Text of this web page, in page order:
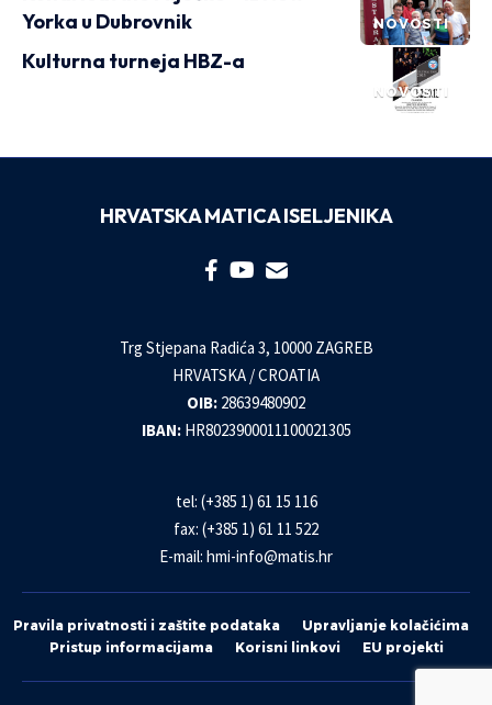
NOVOSTI
Yorka u Dubrovnik
NOVOSTI
Kulturna turneja HBZ-a
HRVATSKA MATICA ISELJENIKA
Trg Stjepana Radića 3, 10000 ZAGREB
HRVATSKA / CROATIA
OIB: 28639480902
IBAN: HR8023900011100021305
tel: (+385 1) 61 15 116
fax: (+385 1) 61 11 522
E-mail: hmi-info@matis.hr
Pravila privatnosti i zaštite podataka
Upravljanje kolačićima
Pristup informacijama
Korisni linkovi EU projekti